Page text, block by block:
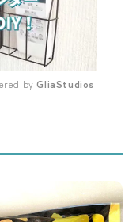
by GliaStudios